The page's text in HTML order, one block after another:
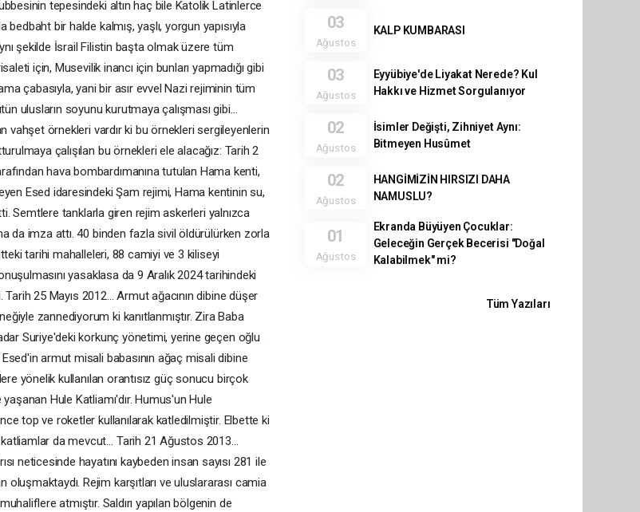
03
Ağustos
KALP KUMBARASI
03
Ağustos
Eyyübiye'de Liyakat Nerede? Kul
Hakkı ve Hizmet Sorgulanıyor
02
Ağustos
İsimler Değişti, Zihniyet Aynı:
Bitmeyen Husûmet
02
Ağustos
HANGİMİZİN HIRSIZI DAHA
NAMUSLU?
01
Ağustos
Ekranda Büyüyen Çocuklar:
Geleceğin Gerçek Becerisi "Doğal
Kalabilmek" mi?
Tüm Yazıları